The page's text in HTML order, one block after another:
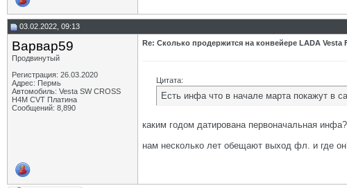
03.02.2022, 09:13
Варвар59
Продвинутый
Регистрация: 26.03.2020
Адрес: Пермь
Автомобиль: Vesta SW CROSS
H4M CVT Платина
Сообщений: 8,890
Re: Сколько продержится на конвейере LADA Vesta
Цитата:
Есть инфа что в начале марта покажут в
каким годом датирована первоначальная
нам несколько лет обещают выход фл. и где